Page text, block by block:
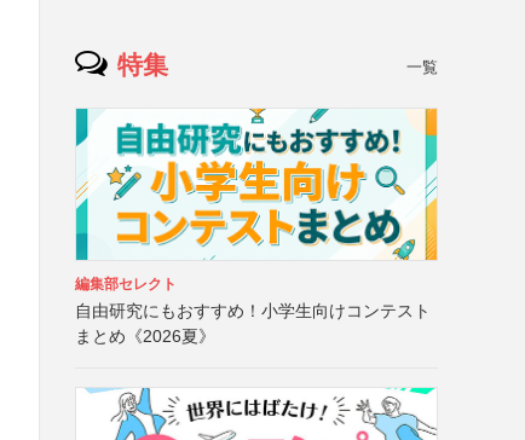
特集 一覧
編集部セレクト
自由研究にもおすすめ！小学生向けコンテスト
まとめ《2026夏》